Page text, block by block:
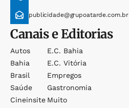
publicidade@grupoatarde.com.br
Canais e Editorias
Autos
Bahia
Brasil
Saúde
Cineinsite
E.c. Bahia
E.c. Vitória
Empregos
Gastronomia
Muito